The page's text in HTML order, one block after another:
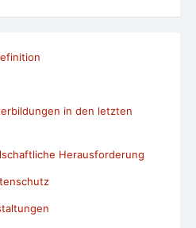
in den letzten
Herausforderung